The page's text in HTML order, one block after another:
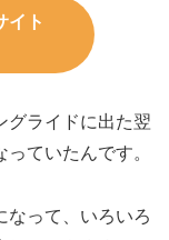
イト
グライドに出た翌
ていたんです。
なって、いろいろ